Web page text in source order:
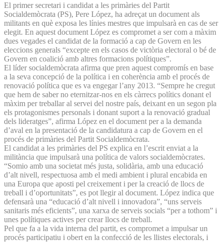
El primer secretari i candidat a les primàries del Partit
Socialdemòcrata (PS), Pere López, ha adreçat un document als
militants en què exposa les línies mestres que impulsarà en cas de ser
elegit. En aquest document López es compromet a ser com a màxim
dues vegades el candidat de la formació a cap de Govern en les
eleccions generals “excepte en els casos de victòria electoral o bé de
Govern en coalició amb altres formacions polítiques”.
El líder socialdemòcrata afirma que pren aquest compromís en base
a la seva concepció de la política i en coherència amb el procés de
renovació política que es va engegar l’any 2013. “Sempre he cregut
que hem de saber no eternitzar-nos en els càrrecs polítics donant el
màxim per treballar al servei del nostre país, deixant en un segon pla
els protagonismes personals i donant suport a la renovació gradual
dels lideratges”, afirma López en el document per a la demanda
d’aval en la presentació de la candidatura a cap de Govern en el
procés de primàries del Partit Socialdemòcrata.
El candidat a les primàries del PS explica en l’escrit enviat a la
militància que impulsarà una política de valors socialdemòcrates.
“Somio amb una societat més justa, solidària, amb una educació
d’alt nivell, respectuosa amb el medi ambient i plural encabida en
una Europa que aposti pel creixement i per la creació de llocs de
treball i d’oportunitats”, es pot llegir al document. López indica que
defensarà una “educació d’alt nivell i innovadora”, “uns serveis
sanitaris més eficients”, una xarxa de serveis socials “per a tothom” i
unes polítiques actives per crear llocs de treball.
Pel que fa a la vida interna del partit, es compromet a impulsar un
procés participatiu i obert en la confecció de les llistes electorals, i